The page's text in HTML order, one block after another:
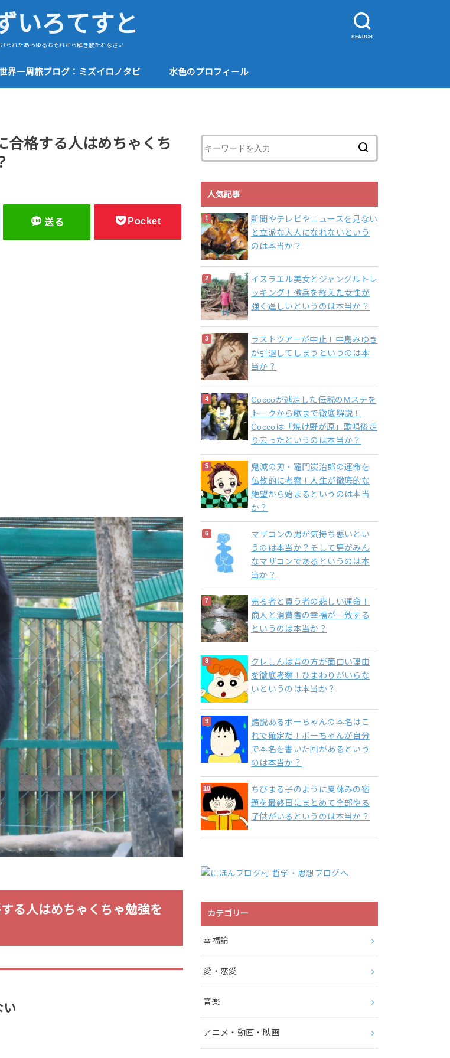
SEARCH
いろてすと
られたあらゆるおそれから解き放たれなさい
界一周旅ブログ：ミズイロノタビ 水色のプロフィール
合格する人はめちゃくち
送る Pocket
る人はめちゃくちゃ勉強を
い
人気記事
新聞やテレビやニュースを見ない
と立派な大人になれないという
のは本当か？
イスラエル美女とジャングルトレ
ッキング！徴兵を終えた女性が
強く逞しいというのは本当か？
ラストツアーが中止！中島みゆき
が引退してしまうというのは本
当か？
Coccoが逃走した伝説のMステを
トークから歌まで徹底解説！
Coccoは「焼け野が原」歌唱後走
り去ったというのは本当か？
鬼滅の刃・竈門炭治郎の運命を
仏教的に考察！人生が徹底的な
絶望から始まるというのは本当
か？
マザコンの男が気持ち悪いとい
うのは本当か？そして男がみん
なマザコンであるというのは本
当か？
売る者と買う者の悲しい運命！
商人と消費者の幸福が一致する
というのは本当か？
クレしんは昔の方が面白い理由
を徹底考察！ひまわりがいらな
いというのは本当か？
諸説あるボーちゃんの本名はこ
れで確定だ！ボーちゃんが自分
で本名を書いた回があるという
のは本当か？
ちびまる子のように夏休みの宿
題を最終日にまとめて全部やる
子供がいるというのは本当か？
カテゴリー
幸福論
愛・恋愛
音楽
アニメ・動画・映画